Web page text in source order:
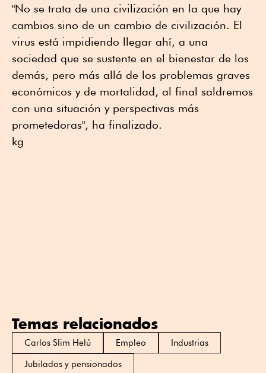
"No se trata de una civilización en la que hay
cambios sino de un cambio de civilización. El
virus está impidiendo llegar ahí, a una
sociedad que se sustente en el bienestar de los
demás, pero más allá de los problemas graves
económicos y de mortalidad, al final saldremos
con una situación y perspectivas más
prometedoras", ha finalizado.
kg
Temas relacionados
Carlos Slim Helú Empleo
Industrias
Jubilados y pensionados